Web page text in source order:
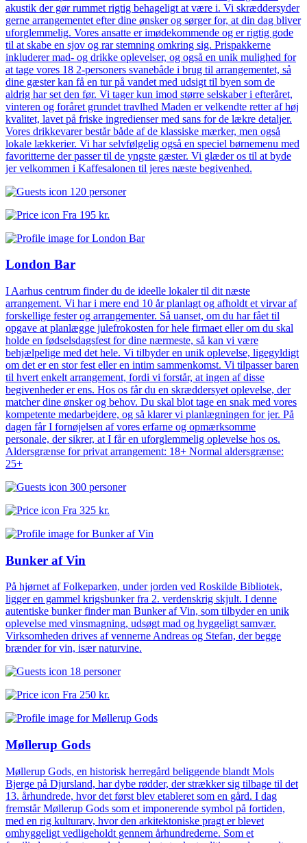
akustik der gør rummet rigtig behageligt at være i. Vi skræddersyder
gerne arrangementet efter dine ønsker og sørger for, at din dag bliver
uforglemmelig. Vores ansatte er imødekommende og er rigtig gode
til at skabe en sjov og rar stemning omkring sig. Prispakkerne
inkluderer mad- og drikke oplevelser, og også en unik mulighed for
at tage vores 18 2-personers svanebåde i brug til arrangementet, så
dine gæster kan få en tur på vandet med udsigt til byen som de
aldrig har set den før. Vi tager kun imod større selskaber i efteråret,
vinteren og foråret grundet travlhed Maden er velkendte retter af høj
kvalitet, lavet på friske ingredienser med sans for de lækre detaljer.
Vores drikkevarer består både af de klassiske mærker, men også
lokale lækkerier. Vi har selvfølgelig også en speciel børnemenu med
favoritterne der passer til de yngste gæster. Vi glæder os til at byde
jer velkommen i Kaffesalonen til jeres næste begivenhed.
120 personer
Fra 195 kr.
London Bar
I Aarhus centrum finder du de ideelle lokaler til dit næste
arrangement. Vi har i mere end 10 år planlagt og afholdt et virvar af
forskellige fester og arrangementer. Så uanset, om du har fået til
opgave at planlægge julefrokosten for hele firmaet eller om du skal
holde en fødselsdagsfest for dine nærmeste, så kan vi være
behjælpelige med det hele. Vi tilbyder en unik oplevelse, ligegyldigt
om det er en stor fest eller en intim sammenkomst. Vi tilpasser baren
til hvert enkelt arrangement, fordi vi forstår, at ingen af disse
begivenheder er ens. Hos os får du en skræddersyet oplevelse, der
matcher dine ønsker og behov. Du skal blot tage en snak med vores
kompetente medarbejdere, og så klarer vi planlægningen for jer. På
dagen får I fornøjelsen af vores erfarne og opmærksomme
personale, der sikrer, at I får en uforglemmelig oplevelse hos os.
Aldersgrænse for privat arrangement: 18+ Normal aldersgrænse:
25+
300 personer
Fra 325 kr.
Bunker af Vin
På hjørnet af Folkeparken, under jorden ved Roskilde Bibliotek,
ligger en gammel krigsbunker fra 2. verdenskrig skjult. I denne
autentiske bunker finder man Bunker af Vin, som tilbyder en unik
oplevelse med vinsmagning, udsøgt mad og hyggeligt samvær.
Virksomheden drives af vennerne Andreas og Stefan, der begge
brænder for vin, især naturvine.
18 personer
Fra 250 kr.
Møllerup Gods
Møllerup Gods, en historisk herregård beliggende blandt Mols
Bjerge på Djursland, har dybe rødder, der strækker sig tilbage til det
13. århundrede, hvor det først blev etableret som en gård. I dag
fremstår Møllerup Gods som et imponerende symbol på fortiden,
med en rig kulturarv, hvor den arkitektoniske pragt er blevet
omhyggeligt vedligeholdt gennem århundrederne. Som et